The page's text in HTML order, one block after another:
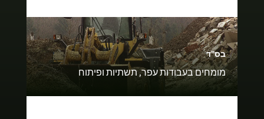
בס"ד
מומחים בעבודות עפר, תשתיות ופיתוח